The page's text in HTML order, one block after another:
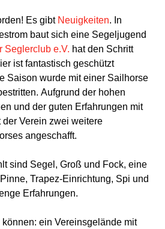
Es gibt Neuigkeiten. In
bautsich eine Segeljugend
Seglerclub e.V. hat den Schritt
ist fantastisch geschützt
Saison wurde mit einer Sailhorse
Aufgrund der hohen
und der guten Erfahrungen mit
der Verein zwei weitere
angeschafft.
sind Segel, Groß und Fock, eine
Pinne, Trapez-Einrichtung, Spi und
Erfahrungen.
ein Vereinsgelände mit